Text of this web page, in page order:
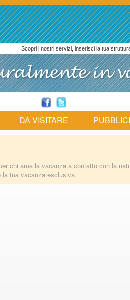
Scopri i nostri servizi, inserisci la tua
DA VISITARE
chi ama la vacanza a contatto con la
la tua vacanza esclusiva.